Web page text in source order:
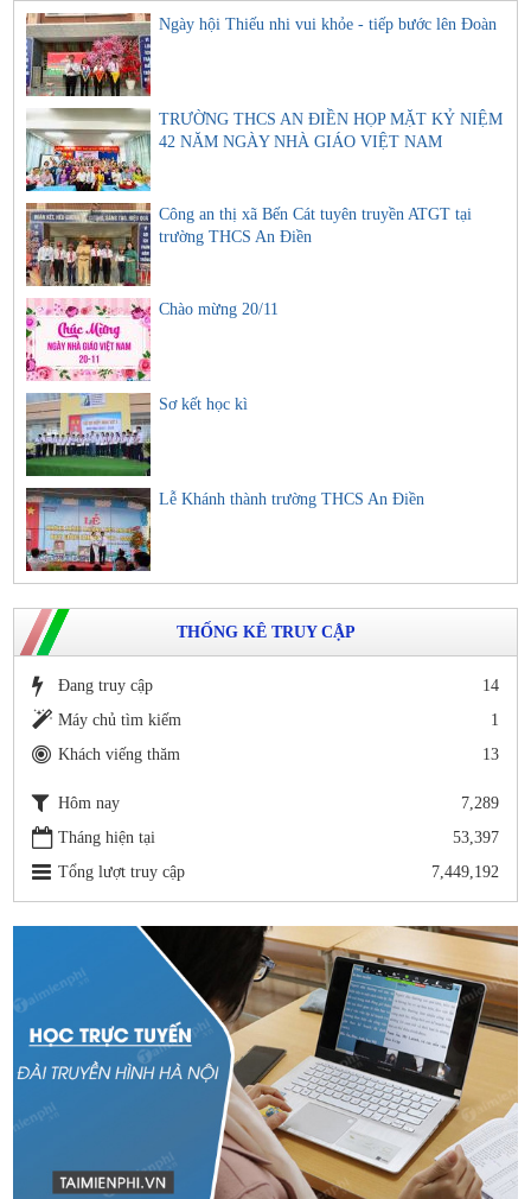
Ngày hội Thiếu nhi vui khỏe - tiếp bước lên Đoàn
TRƯỜNG THCS AN ĐIỀN HỌP MẶT KỶ NIỆM
42 NĂM NGÀY NHÀ GIÁO VIỆT NAM
Công an thị xã Bến Cát tuyên truyền ATGT tại
trường THCS An Điền
Chào mừng 20/11
Sơ kết học kì
Lễ Khánh thành trường THCS An Điền
THỐNG KÊ TRUY CẬP
Đang truy cập
14
Máy chủ tìm kiếm
1
Khách viếng thăm
13
Hôm nay
7,289
Tháng hiện tại
53,397
Tổng lượt truy cập
7,449,192